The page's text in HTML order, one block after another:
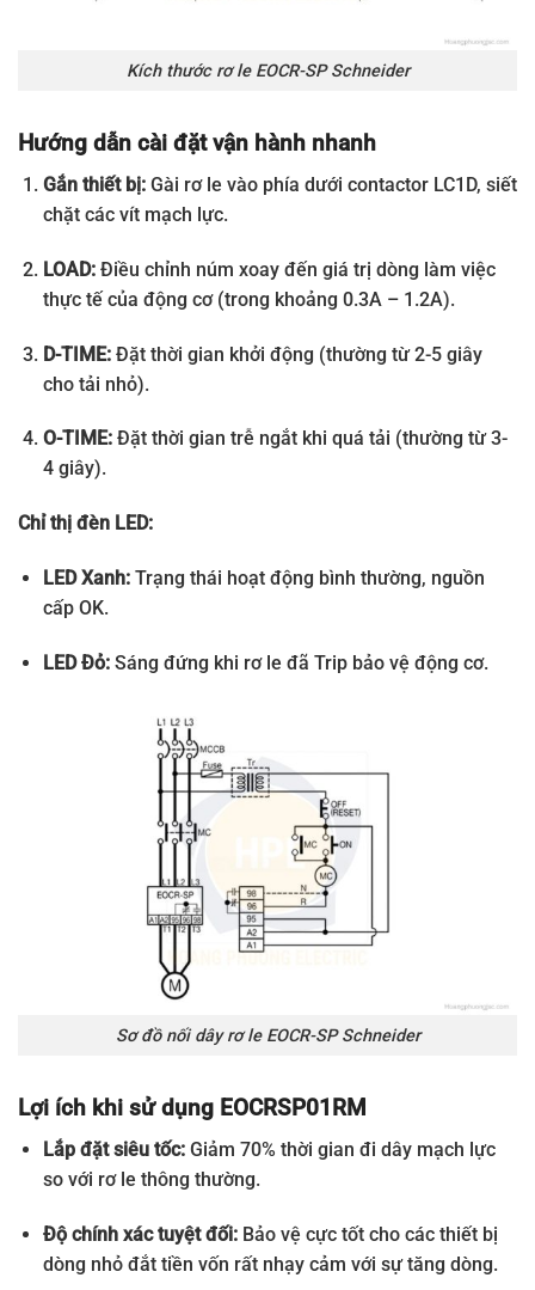
Kích thước rơ le EOCR-SP Schneider
Hướng dẫn cài đặt vận hành nhanh
Gắn thiết bị:Gài rơ le vào phía dưới contactor LC1D, siết
chặt các vít mạch lực.
LOAD:Điều chỉnh núm xoay đến giá trị dòng làm việc
thực tế của động cơ (trong khoảng 0.3A – 1.2A).
D-TIME:Đặt thời gian khởi động (thường từ 2-5 giây
cho tải nhỏ).
O-TIME:Đặt thời gian trễ ngắt khi quá tải (thường từ 3-
4 giây).
Chỉ thị đèn LED:
LED Xanh:Trạng thái hoạt động bình thường, nguồn
cấp OK.
LED Đỏ:Sáng đứng khi rơ le đã Trip bảo vệ động cơ.
Sơ đồ nối dây rơ le EOCR-SP Schneider
Lợi ích khi sử dụng EOCRSP01RM
Lắp đặt siêu tốc:Giảm 70% thời gian đi dây mạch lực
so với rơ le thông thường.
Độ chính xác tuyệt đối:Bảo vệ cực tốt cho các thiết bị
dòng nhỏ đắt tiền vốn rất nhạy cảm với sự tăng dòng.